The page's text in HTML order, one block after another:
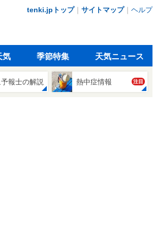
tenki.jpトップ｜ サイトマップ｜ ヘルプ
気 季節特集 天気ニュース
報士の解説 熱中症情報 注目